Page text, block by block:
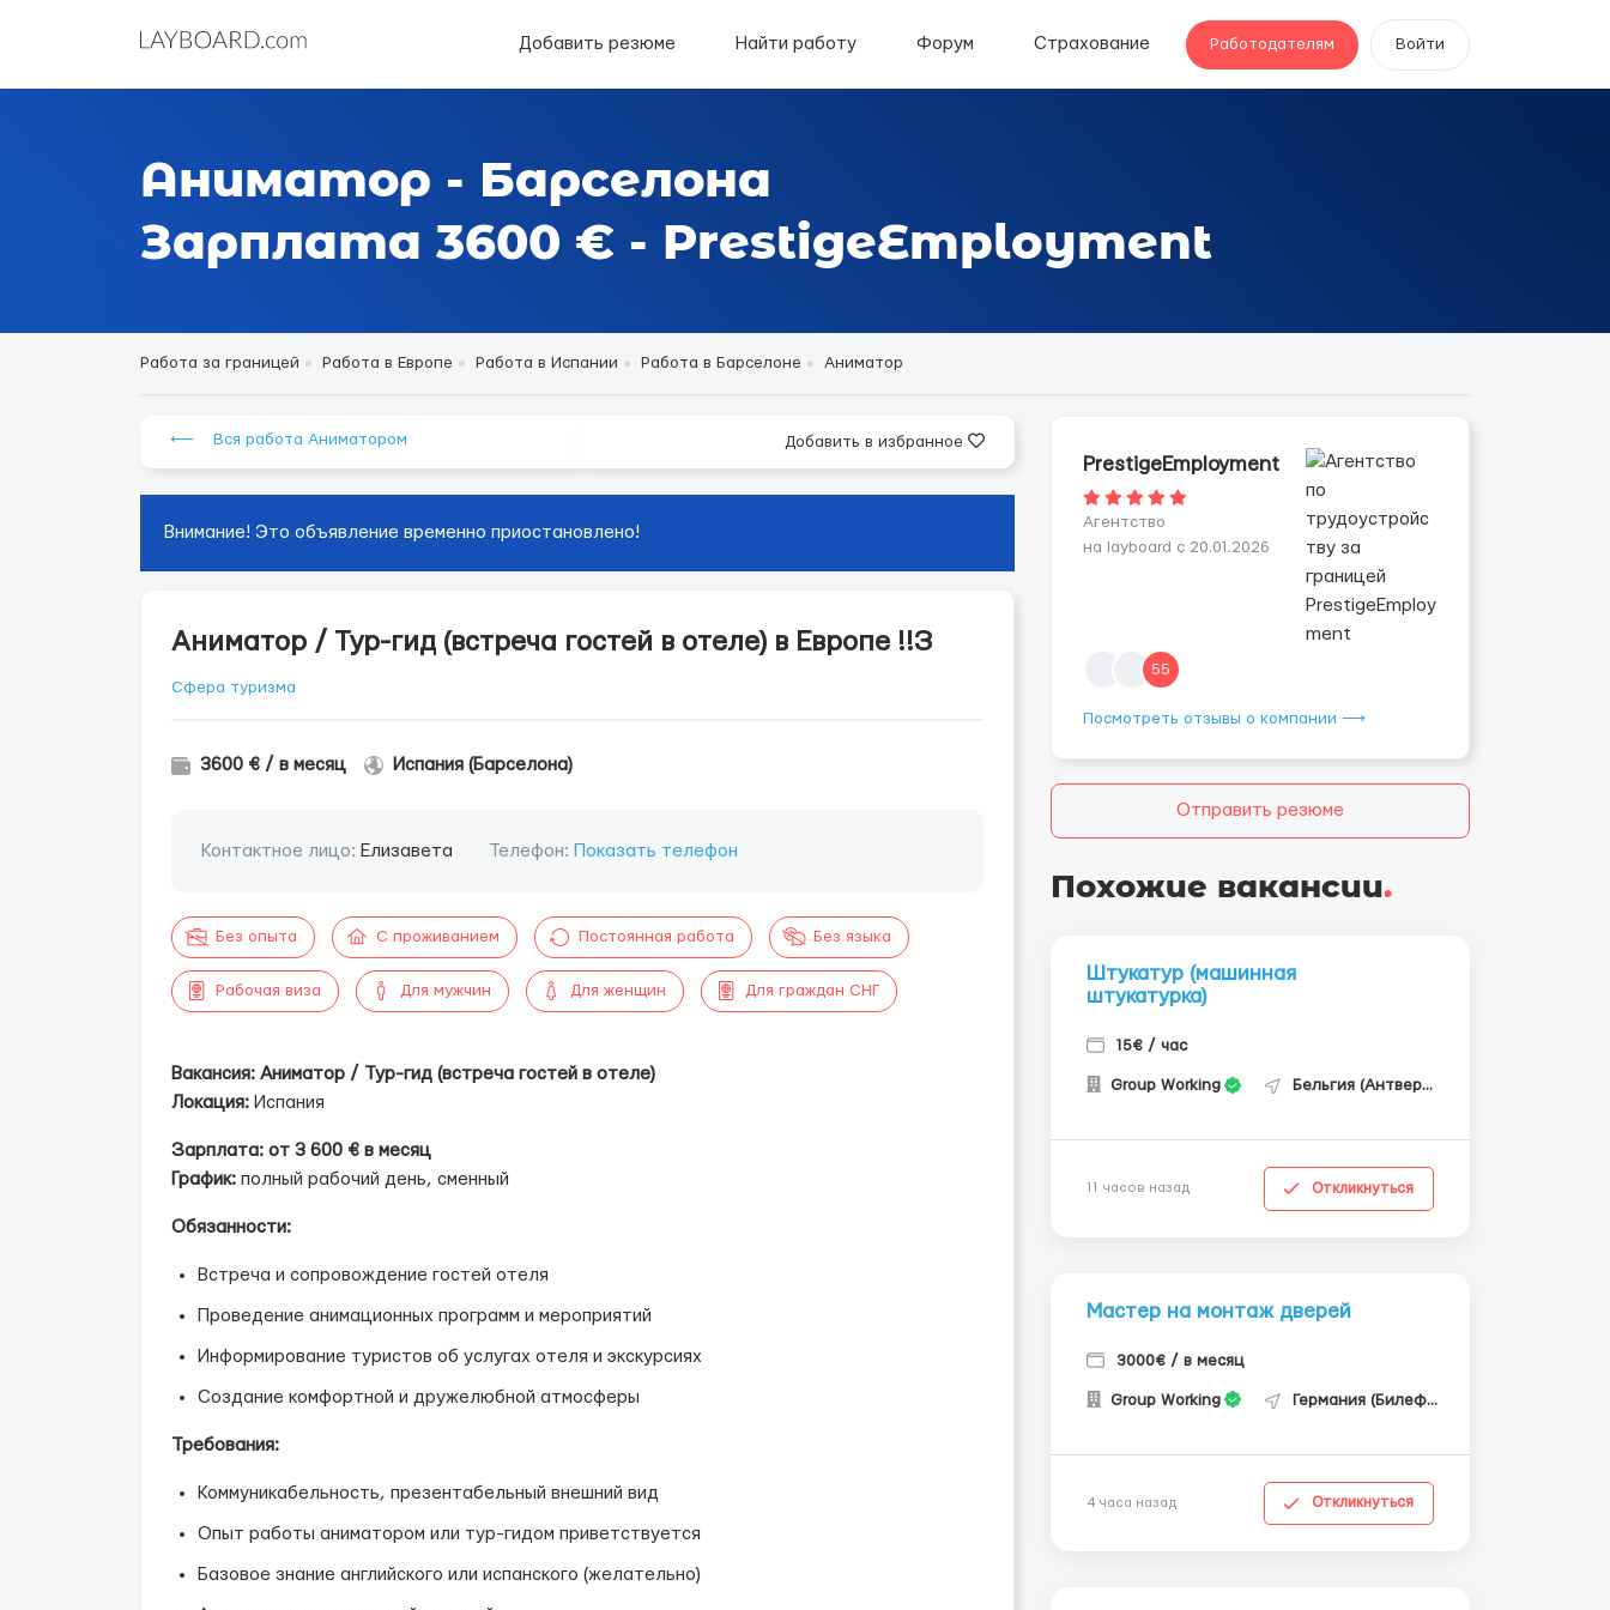
Добавить резюме Найти работу Форум Страхование Работодателям Войти
Аниматор - Барселона
Зарплата 3600 € - PrestigeEmployment
Работа за границей Работа в Европе Работа в Испании Работа в Барселоне Аниматор
⟵ Вся работа Аниматором Добавить в избранное
Внимание! Это объявление временно приостановлено!
Аниматор / Тур-гид (встреча гостей в отеле) в Европе !!З
Сфера туризма
3600 € / в месяц Испания (Барселона)
Контактное лицо: Елизавета Телефон: Показать телефон
Без опыта С проживанием Постоянная работа Без языка
Рабочая виза Для мужчин Для женщин Для граждан СНГ
Вакансия: Аниматор / Тур-гид (встреча гостей в отеле)
Локация: Испания
Зарплата: от 3 600 € в месяц
График: полный рабочий день, сменный
Обязанности:
Встреча и сопровождение гостей отеля
Проведение анимационных программ и мероприятий
Информирование туристов об услугах отеля и экскурсиях
Создание комфортной и дружелюбной атмосферы
Требования:
Коммуникабельность, презентабельный внешний вид
Опыт работы аниматором или тур-гидом приветствуется
Базовое знание английского или испанского (желательно)
PrestigeEmployment
Агентство
на layboard с 20.01.2026
55
Посмотреть отзывы о компании ⟶
Отправить резюме
Похожие вакансии.
Штукатур (машинная
штукатурка)
15€ / час
Group Working Бельгия (Антверпен)
11 часов назад Откликнуться
Мастер на монтаж дверей
3000€ / в месяц
Group Working Германия (Билефельд)
4 часа назад Откликнуться